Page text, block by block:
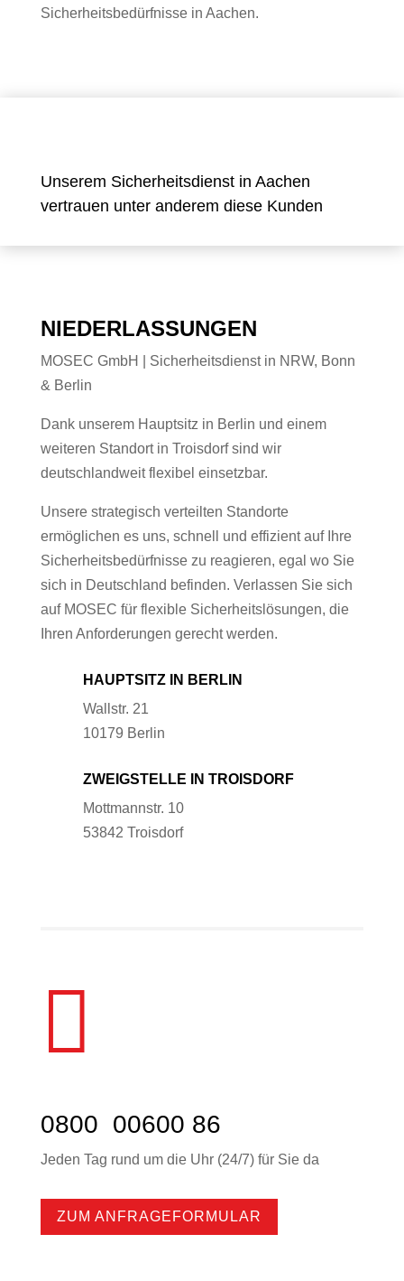
Sicherheitsbedürfnisse in Aachen.
Unserem Sicherheitsdienst in Aachen
vertrauen unter anderem diese Kunden
NIEDERLASSUNGEN
MOSEC GmbH | Sicherheitsdienst in NRW, Bonn
& Berlin
Dank unserem Hauptsitz in Berlin und einem
weiteren Standort in Troisdorf sind wir
deutschlandweit flexibel einsetzbar.
Unsere strategisch verteilten Standorte
ermöglichen es uns, schnell und effizient auf Ihre
Sicherheitsbedürfnisse zu reagieren, egal wo Sie
sich in Deutschland befinden. Verlassen Sie sich
auf MOSEC für flexible Sicherheitslösungen, die
Ihren Anforderungen gerecht werden.
HAUPTSITZ IN BERLIN
Wallstr. 21
10179 Berlin
ZWEIGSTELLE IN TROISDORF
Mottmannstr. 10
53842 Troisdorf

0800 00600 86
Jeden Tag rund um die Uhr (24/7) für Sie da
ZUM ANFRAGEFORMULAR